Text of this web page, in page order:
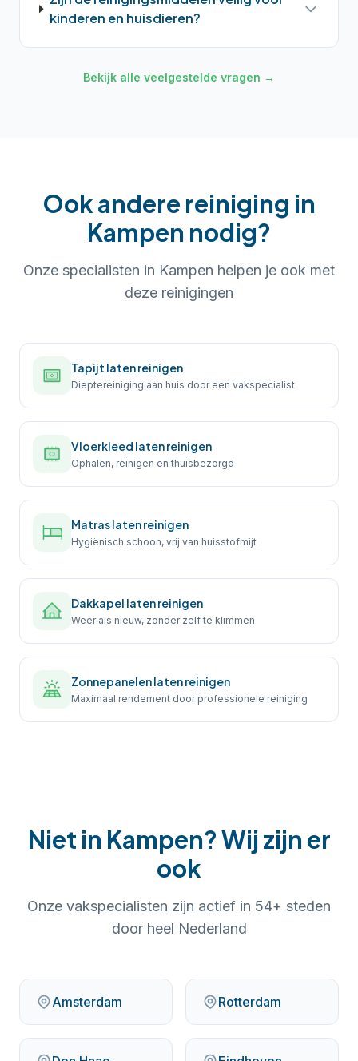
kinderen en huisdieren?
Bekijk alle veelgestelde vragen →
Ook andere reiniging in
Kampen nodig?
Onze specialisten in Kampen helpen je ook met
deze reinigingen
Tapijt laten reinigen
Dieptereiniging aan huis door een vakspecialist
Vloerkleed laten reinigen
Ophalen, reinigen en thuisbezorgd
Matras laten reinigen
Hygiënisch schoon, vrij van huisstofmijt
Dakkapel laten reinigen
Weer als nieuw, zonder zelf te klimmen
Zonnepanelen laten reinigen
Maximaal rendement door professionele reiniging
Niet in Kampen? Wij zijn er
ook
Onze vakspecialisten zijn actief in 54+ steden
door heel Nederland
Amsterdam Rotterdam